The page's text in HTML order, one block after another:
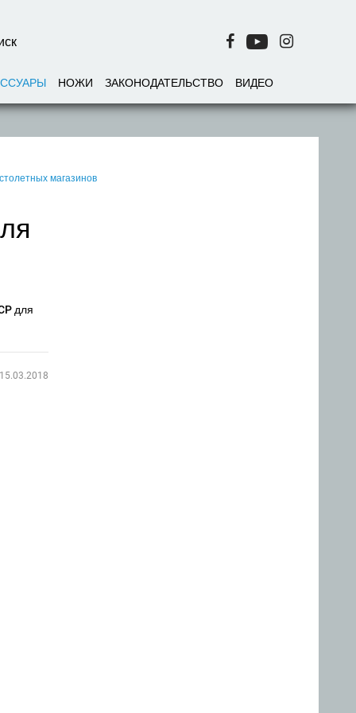
НОЖИ ЗАКОНОДАТЕЛЬСТВО ВИДЕО
магазинов
для
15.03.2018